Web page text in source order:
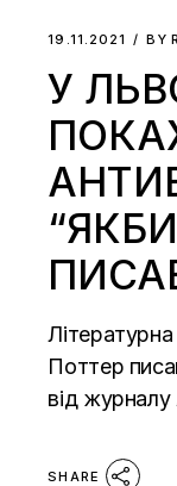
19.11.2021 BY
У
Поттер
від
SHARE